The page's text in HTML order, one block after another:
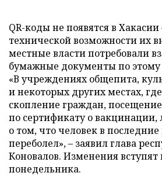
QR-коды не появятся в
технической возможности их
местные власти потребовали
бумажные документы по этому
«В учреждениях общепита,
и некоторых других местах,
скопление граждан,
по сертификату о вакцинации,
о том, что человек в последние
переболел», – заявил глава
Коновалов. Изменения вступят
понедельника.